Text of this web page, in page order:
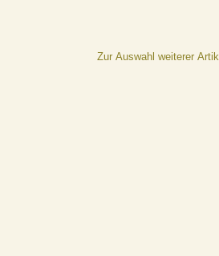
Zur Auswahl weiterer